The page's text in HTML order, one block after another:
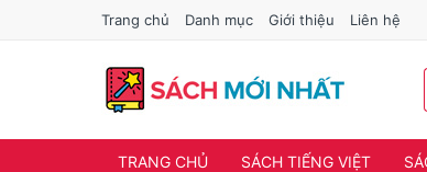
Trang chủ Danh mục Giới thiệu Liên hệ
TRANG CHỦ SÁCH TIẾNG VIỆT